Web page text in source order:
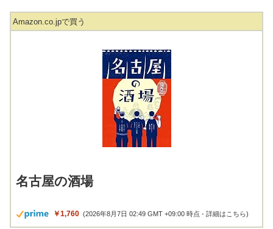
Amazon.co.jpで買う
名古屋の酒場
￥1,760 (2026年8月7日 02:49 GMT +09:00 時点 -詳細はこちら)